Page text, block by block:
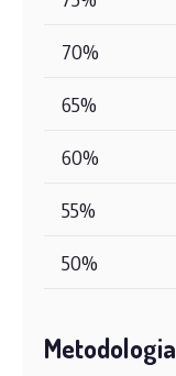
70%
65%
60%
55%
50%
Metodologia